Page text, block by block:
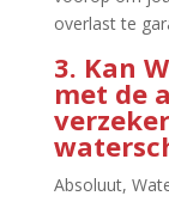
overlast te
3.​ Kan
met de
Absoluut,